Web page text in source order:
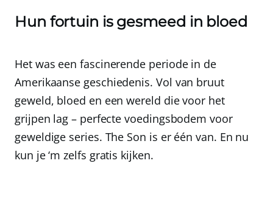
Hun fortuin is gesmeed in bloed
Het was een fascinerende periode in de
Amerikaanse geschiedenis. Vol van bruut
geweld, bloed en een wereld die voor het
grijpen lag – perfecte voedingsbodem voor
geweldige series. The Son is er één van. En nu
kun je ‘m zelfs gratis kijken.